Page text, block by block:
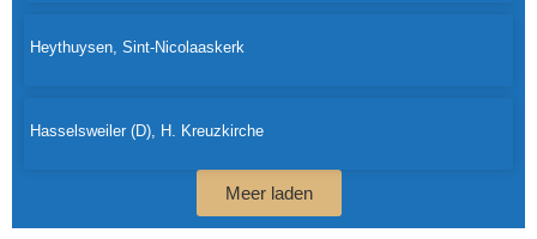
Heythuysen, Sint-Nicolaaskerk
Hasselsweiler (D), H. Kreuzkirche
Meer laden